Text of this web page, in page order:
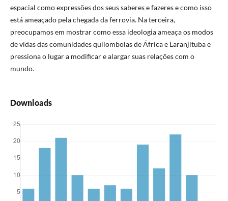
espacial como expressões dos seus saberes e fazeres e como isso
está ameaçado pela chegada da ferrovia. Na terceira,
preocupamos em mostrar como essa ideologia ameaça os modos
de vidas das comunidades quilombolas de África e Laranjituba e
pressiona o lugar a modificar e alargar suas relações com o
mundo.
Downloads